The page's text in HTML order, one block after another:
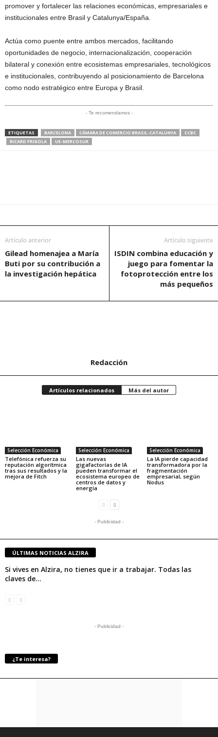
promover y fortalecer las relaciones económicas, empresariales e
institucionales entre Brasil y Catalunya/España.
Actúa como puente entre ambos mercados, facilitando
oportunidades de negocio, internacionalización, cooperación
bilateral y conexión entre ecosistemas empresariales, tecnológicos
e institucionales, contribuyendo al posicionamiento de Barcelona
como nodo estratégico entre Europa y Brasil.
- Te recomendamos -
ETIQUETAS BARCELONA CÁMARA DE COMERCIO BRASIL-CATALUNYA
CCBC
RICARD FRIGOLA
UE-MERCOSUR
Artículo anterior
Gilead homenajea a María
Buti por su contribución a
la investigación hepática
Artículo siguiente
ISDIN combina educación y
juego para fomentar la
fotoprotección entre los
más pequeños
Redacción
Artículos relacionados Más del autor
Selección Económica
Telefónica refuerza su
reputación algorítmica
tras sus resultados y la
mejora de Fitch
Selección Económica
Las nuevas
gigafactorías de IA
pueden transformar el
ecosistema europeo de
centros de datos y
energía
Selección Económica
La IA pierde capacidad
transformadora por la
fragmentación
empresarial, según
Nodus
- Publicidad -
ÚLTIMAS NOTICIAS ALZIRA
Si vives en Alzira, no tienes que ir a trabajar. Todas las
claves de...
- Publicidad -
¿Te interesa?